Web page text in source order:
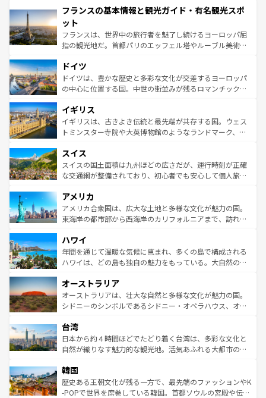
ませてくれるイタリアで、忘れられない旅をしてみよう！
なお、新着のイタリア情報は
しい。
文化が根付くこの国では、情熱的なフラメンコ、熱気あふ
れる闘牛、そして美味しいタパスが生活の一部となってい
る。首都マドリードの洗練された雰囲気や、バルセロナの
アートに溢れた街角から、地方では古代ローマ遺跡や中世
せる。地方によって風土や気候が異なるスペインはその個
性で訪れる人を魅了する。 なお、新着のスペイン情報は コ
ンテンツ一覧を参照してほしい。
フランスの基本情報と観光ガイド・有名観光スポ
ット
フランスは、世界中の旅行者を魅了し続けるヨーロッパ屈
指の観光地だ。首都パリのエッフェル塔やルーブル美術館
で、幅広い魅力が詰まっている。華麗な宮殿、歴史的な大
聖堂、美しいビーチ、そして豊かな自然が、訪れる者を心
から魅了する。また、フランスは美食の国としても知ら
いる。シャンパンの発祥地であるランス、プロヴァンスの
香り高いラベンダー畑など、多彩な楽しみ方が可能だ。さ
らに、パリ以外の地域にも魅力が溢れており、どの街角に
れる地方に足を運ぶとそれぞれで全く異なる文化を体験で
きるだろう。 なお、新着のフランス情報はコンテンツ一覧
を参照してほしい。
ドイツ
ドイツは、豊かな歴史と多彩な文化が交差するヨーロッパ
の中心に位置する国。中世の街並みが残るロマンチック街
顔を持つこの国は、どこを歩いても飽きることがない。ベ
ルリンの文化的活気、バイエルン州のアルプスの絶景、そ
してライン川沿いのワイン畑といった風景は必見。ビール
は、お酒好きな人にはぜひ体験してほしい。 なお、新着の
ドイツ情報はコンテンツ一覧を参照してほしい。
イギリス
イギリスは、古きよき伝統と最先端が共存する国。ウェス
トミンスター寺院や大英博物館のようなランドマーク、歴
リアごとに異なる魅力がある。また、優雅なアフタヌーン
ティー、ビール好きにはたまらない英国パブ、サッカー観
戦など、本場だからこそできる体験も豊富。イギリスを旅
ンツ一覧を参照してほしい。
スイス
スイスの国土面積は九州ほどの広さだが、運行時刻が正確
な交通網が整備されており、初心者でも安心して個人旅行
の建物がそのまま残る町や、スイスならではのユニークな
博物館もあり、アルプス観光だけでなく町歩きも満喫する
ことができる。国民の所得が高いため物価も高いが、旅行
ば市内交通費無料で観光を楽しむこともできる。 なお、新
着のスイス情報はコンテンツ一覧 を参照してほしい。
アメリカ
アメリカ合衆国は、広大な土地と多様な文化が魅力の国。
東海岸の都市部から西海岸のカリフォルニアまで、訪れる
のような巨大都市は、観光、ショッピング、エンターテイ
ンメントが詰まった刺激的なスポットだ。一方、アメリカ
西部には大自然が広がり、グランドキャニオンやイエロー
部のニューオーリンズでは、音楽と美食が融合した独特の
文化が魅力。旅行者はアメリカの各地域で異なる魅力を楽
しみながら、その多様性と豊かな歴史を感じることができ
ならではの贅沢な旅のスタイルだ。 なお、新着のアメリカ
情報はコンテンツ一覧を参照してほしい。
ハワイ
年間を通じて温暖な気候に恵まれ、多くの島で構成される
ハワイは、どの島も独自の魅力をもっている。大自然の神
ワイ島は見逃せない。また、定番の観光地といえばオアフ
島だが、静かな自然を求めるならマウイ島やカウアイ島が
おすすめ。エメラルドグリーンに輝く海をはじめ、豊かな
れるおもてなしの心で訪れる人々を迎えてくれるハワイの
人々、おいしいローカルフードやハワイアンミュージッ
ク、伝統的なフラダンスなど、すべてがハワイの魅力を彩
ワイを、存分に味わってほしい。 なお、新着のハワイ情報
はコンテンツ一覧を参照してほしい。
オーストラリア
オーストラリアは、壮大な自然と多様な文化が魅力の国。
シドニーのシンボルであるシドニー・オペラハウス、オー
リアリーフや大陸中央部にそびえるウルル（エアーズロッ
ク）、タスマニアの美しい原生林やケアンズの熱帯雨林な
ど、見どころがたくさん。また、カフェやワイン、オージ
いる。アクティビティも充実しており、サーフィンやダイ
ビング、ハイキングなど、アウトドア好きにはたまらな
い。オーストラリアの多彩な魅力を存分に味わいつくそ
台湾
日本から約４時間ほどでたどり着く台湾は、多彩な文化と
自然が織りなす魅力的な観光地。活気あふれる大都市の台
ン）、静ひつな山岳地帯である台湾東部など、都市の喧騒
と山間の静けさが共存しており、訪れる人に新しい発見と
驚きをもたらしてくれる。また、奥深い台湾の食文化も魅
韓国
歴史ある王朝文化が残る一方で、最先端のファッションやK
-POPで世界を席巻している韓国。首都ソウルの宮殿や伝統